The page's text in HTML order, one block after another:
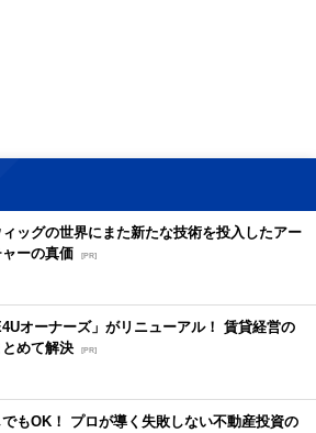
ィッグの世界にまた新たな技術を投入したアー
ャーの真価
[PR]
オーナーズ」がリニューアル！ 賃貸経営の
めて解決 [PR]
でもOK！ プロが導く失敗しない不動産投資の